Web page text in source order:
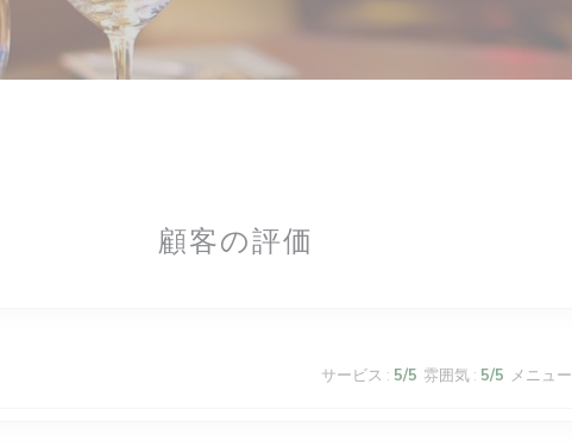
顧客の評価
サービス : 5/5 雰囲気 : 5/5 メニュー